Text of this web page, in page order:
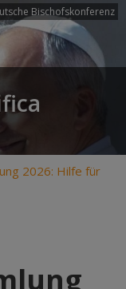
Bischofskonferenz
2026: Hilfe für